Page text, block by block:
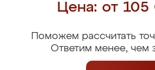
Цена: от
Поможем рассчитать
Ответим менее, чем